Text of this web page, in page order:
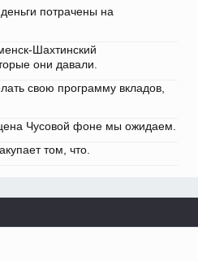
потрачены на
Шахтинский
они давали.
свою программу вкладов,
Чусовой фоне мы ожидаем.
том, что.